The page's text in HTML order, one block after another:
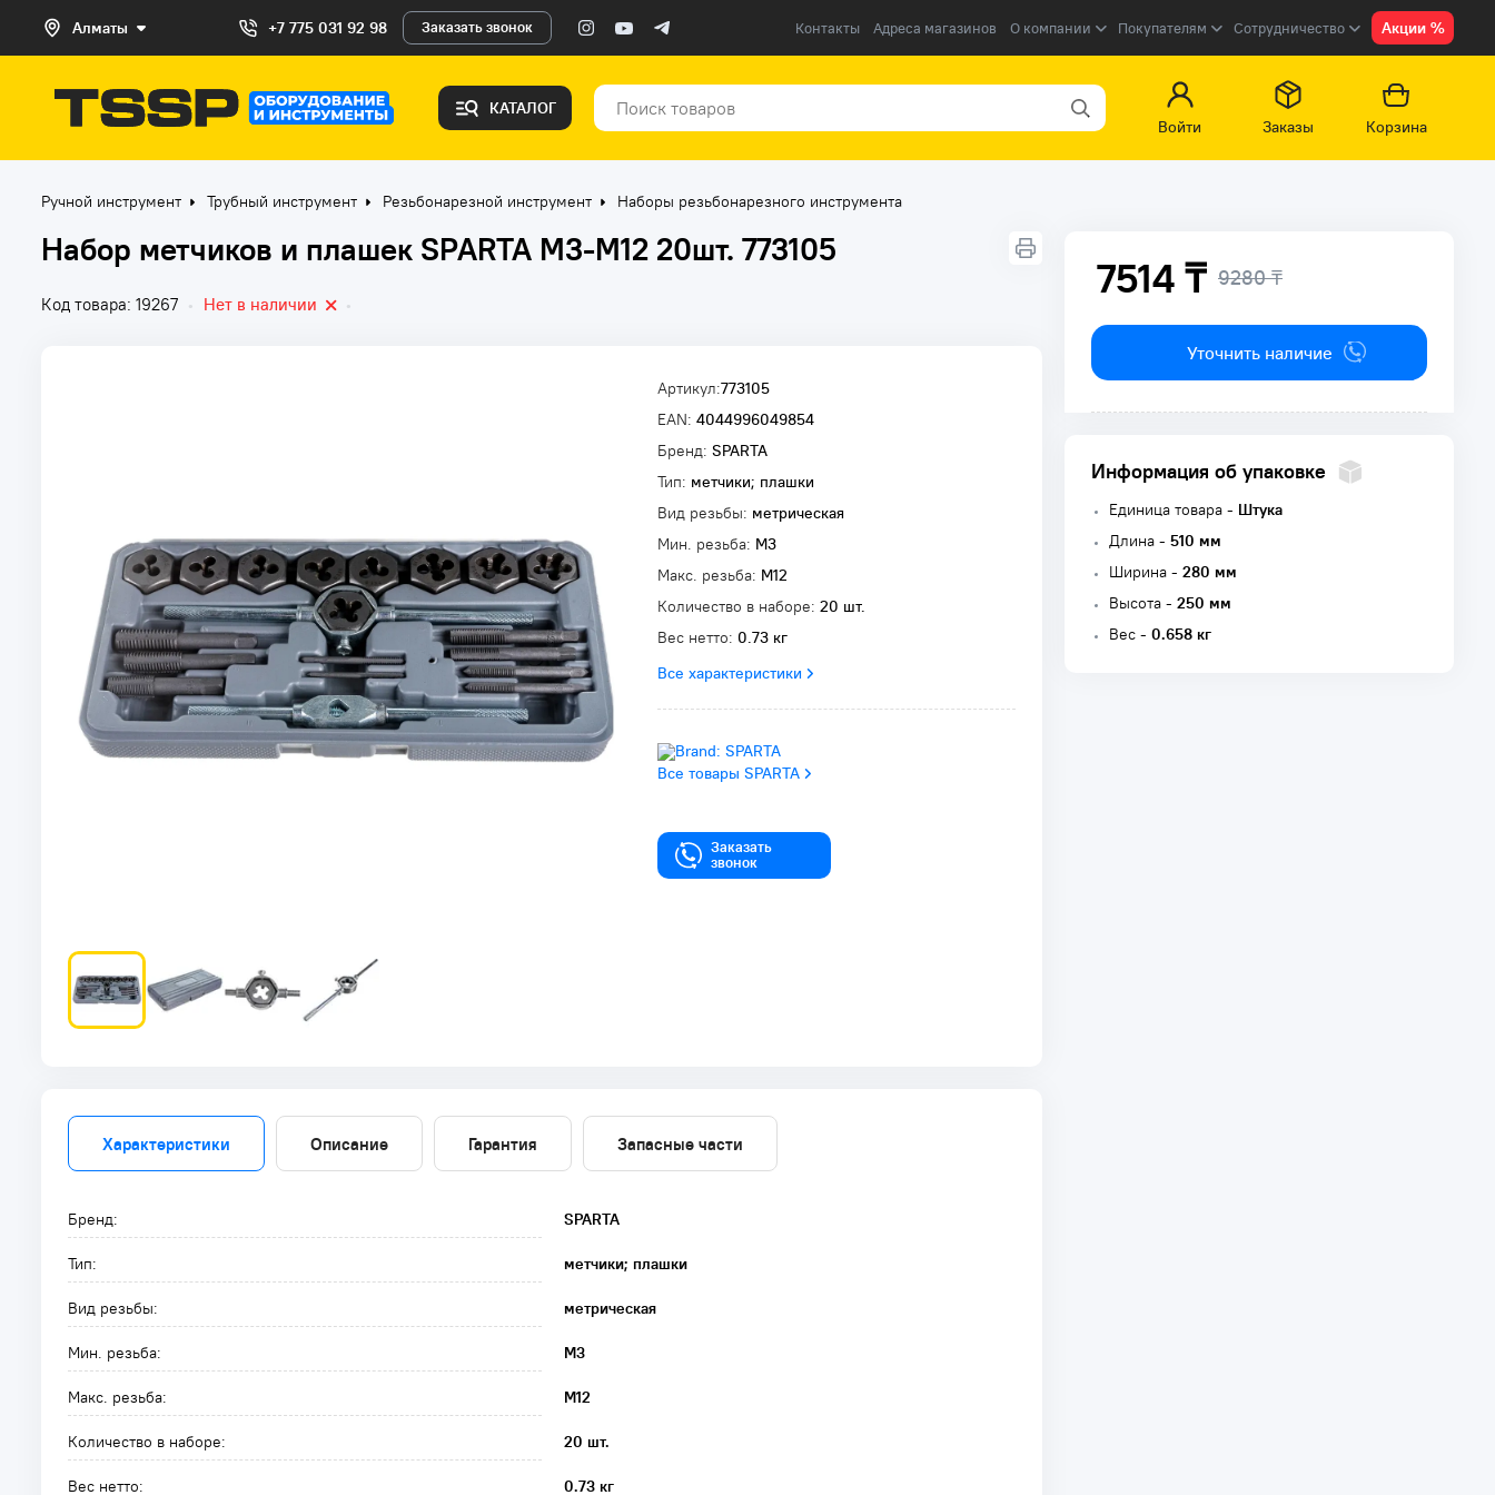
Алматы +7 775 031 92 98 Заказать звонок Контакты Адреса магазинов О компании Покупателям Сотрудничество Акции %
КАТАЛОГ
Войти
Заказы Корзина
Ручной инструмент Трубный инструмент Резьбонарезной инструмент Наборы резьбонарезного инструмента
Набор метчиков и плашек SPARTA М3-М12 20шт. 773105
Код товара: 19267 • Нет в наличии •
Артикул:773105
EAN: 4044996049854
Бренд: SPARTA
Тип: метчики; плашки
Вид резьбы: метрическая
Мин. резьба: M3
Макс. резьба: M12
Количество в наборе: 20 шт.
Вес нетто: 0.73 кг
Все характеристики
Все товары SPARTA
Заказать
звонок
7514 ₸ 9280 ₸
Уточнить наличие
Информация об упаковке
Единица товара - Штука
Длина - 510 мм
Ширина - 280 мм
Высота - 250 мм
Вес - 0.658 кг
Характеристики Описание Гарантия Запасные части
Бренд: SPARTA
Тип: метчики; плашки
Вид резьбы: метрическая
Мин. резьба: M3
Макс. резьба: M12
Количество в наборе: 20 шт.
Вес нетто: 0.73 кг